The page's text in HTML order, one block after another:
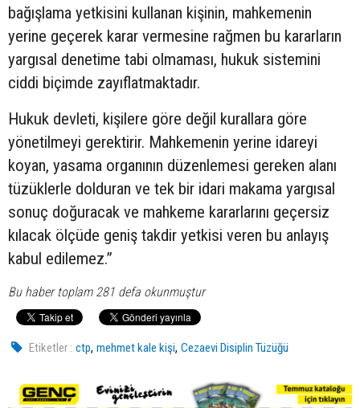
bağışlama yetkisini kullanan kişinin, mahkemenin
yerine geçerek karar vermesine rağmen bu kararların
yargısal denetime tabi olmaması, hukuk sistemini
ciddi biçimde zayıflatmaktadır.
Hukuk devleti, kişilere göre değil kurallara göre
yönetilmeyi gerektirir. Mahkemenin yerine idareyi
koyan, yasama organının düzenlemesi gereken alanı
tüzüklerle dolduran ve tek bir idari makama yargısal
sonuç doğuracak ve mahkeme kararlarını geçersiz
kılacak ölçüde geniş takdir yetkisi veren bu anlayış
kabul edilemez.”
Bu haber toplam 281 defa okunmuştur
Etiketler : ctp,mehmet kale kişi,Cezaevi Disiplin Tüzüğü